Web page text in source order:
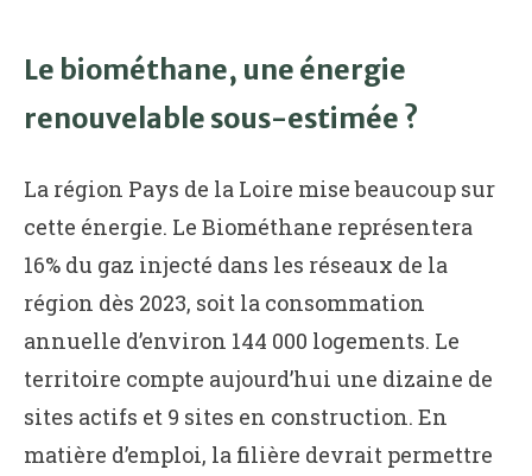
Le biométhane, une énergie
renouvelable sous-estimée ?
La région Pays de la Loire mise beaucoup sur
cette énergie. Le Biométhane représentera
16% du gaz injecté dans les réseaux de la
région dès 2023, soit la consommation
annuelle d’environ 144 000 logements. Le
territoire compte aujourd’hui une dizaine de
sites actifs et 9 sites en construction. En
matière d’emploi, la filière devrait permettre